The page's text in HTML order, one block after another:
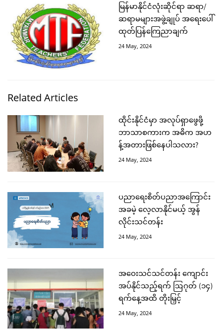
မြန်မာနိုင်ငံလုံးဆိုင်ရာ ဆရာ/
ဆရာမများအဖွဲ့ချုပ် အရေးပေါ်
ထုတ်ပြန်ကြေညာချက်
24 May, 2024
Related Articles
ထိုင်းနိုင်ငံမှာ အလုပ်ရှာဖွေဖို့
ဘာသာစကားက အဓိက အဟ
န့်အတားဖြစ်နေပါသလား?
24 May, 2024
ပညာရေးစိတ်ပညာအကြောင်း
အခမဲ့ လေ့လာနိုင်မယ့် အွန်
လိုင်းသင်တန်း
24 May, 2024
အဝေးသင်သင်တန်း ကျောင်း
အပ်နိုင်သည့်ရက် ဩဂုတ် (၁၄)
ရက်နေ့အထိ တိုးမြှင့်
24 May, 2024